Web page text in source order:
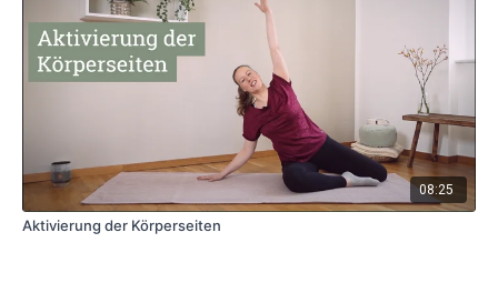
08:25
Aktivierung der Körperseiten